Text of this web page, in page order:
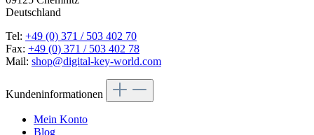
Deutschland
Tel: +49 (0) 371 / 503 402 70
Fax: +49 (0) 371 / 503 402 78
Mail: shop@digital-key-world.com
Kundeninformationen
Mein Konto
Blog